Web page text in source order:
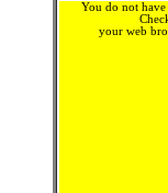
You do not
your web